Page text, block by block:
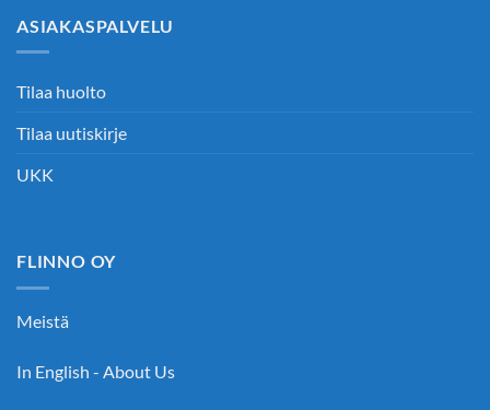
ASIAKASPALVELU
Tilaa huolto
Tilaa uutiskirje
UKK
FLINNO OY
Meistä
In English - About Us